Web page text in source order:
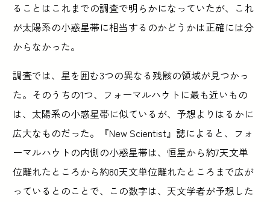
ることはこれまでの調査で明らかになっていたが、これ
が太陽系の小惑星帯に相当するのかどうかは正確には分
からなかった。
調査では、星を囲む3つの異なる残骸の領域が見つかっ
た。そのうちの1つ、フォーマルハウトに最も近いもの
は、太陽系の小惑星帯に似ているが、予想よりはるかに
広大なものだった。『New Scientist』誌によると、フォ
ーマルハウトの内側の小惑星帯は、恒星から約7天文単
位離れたところから約80天文単位離れたところまで広が
っているとのことで、この数字は、天文学者が予想した